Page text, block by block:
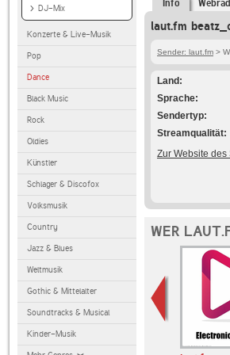
DJ-Mix
Konzerte & Live-Musik
Pop
Dance
Black Music
Rock
Oldies
Künstler
Schlager & Discofox
Volksmusik
Country
Jazz & Blues
Weltmusik
Gothic & Mittelalter
Soundtracks & Musical
Kinder-Musik
Info
laut.fm
Sender: laut.fm >
Land
Sprache
Sendertyp
Streamqualität
Zur Website des
WER